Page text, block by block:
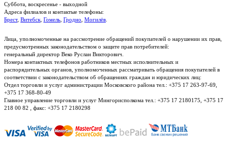
Суббота, воскресенье - выходной
Адреса филиалов и контактые телефоны:
Брест, Витебск Гомель Гродно Могилёв
Лица, уполномоченные на рассмотрение обращений покупателей о нарушении их прав,
предусмотренных законодательством о защите прав потребителей:
генеральный директор Веко Руслан Викторович.
Номера контактных телефонов работников местных исполнительных и
распорядительных органов, уполномоченных рассматривать обращения покупателей в
соответствии с законодательством об обращениях граждан и юридических лиц:
Отдел торговли и услуг администрации Московского района тел.: +375 17 263-97-69,
+375 17 368-80-49
Главное управление торговли и услуг Мингорисполкома тел.: +375 17 2180175, +375 17
218 00 82 , факс: +375 17 2180298